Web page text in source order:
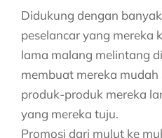
Didukung dengan
peselancar yang mereka
lama malang melintang
membuat mereka
produk-produk mereka
yang mereka tuju.
Promosi dari mulut ke